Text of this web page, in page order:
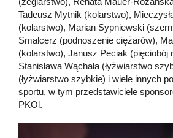
Tadeusz Mytnik (kolarstwo),
(kolarstwo), Marian Sypniewski
Smalcerz (podnoszenie ciężarów),
(kolarstwo), Janusz Peciak (pięciobój
Stanisława Wąchała (łyżwiarstwo
(łyżwiarstwo szybkie) i wiele innych
sportu, w tym przedstawiciele
PKOl.